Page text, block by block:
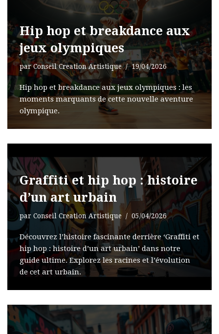
Hip hop et breakdance aux
jeux olympiques
parConseil Creation Artistique 19/04/2026
Hip hop et breakdance aux jeux olympiques : les
moments marquants de cette nouvelle aventure
olympique.
Graffiti et hip hop : histoire
d’un art urbain
par Conseil Creation Artistique 05/04/2026
Découvrez l’histoire fascinante derrière ‘Graffiti et
hip hop : histoire d’un art urbain’ dans notre
guide ultime. Explorez les racines et l’évolution
de cet art urbain.